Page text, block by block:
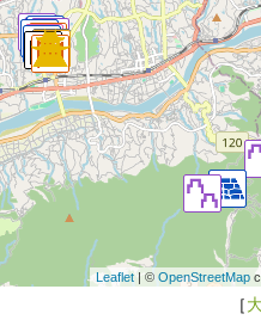
Leaflet| © OpenStreetMap
［